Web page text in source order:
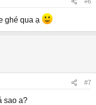
ghé qua ạ
#7
sao a?